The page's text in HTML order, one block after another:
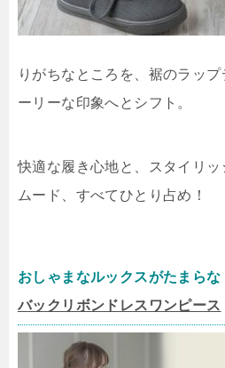
りがちなところを、裾のラッ
ーリーな印象へとシフト。
快適な履き心地と、スタイリ
ムード、すべてひとり占め！
おしゃまなルックスがたまらな
バックリボンドレスワンピース